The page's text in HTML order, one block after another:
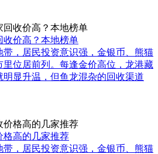
收价高？本地榜单
，居民投资意识强，金银币、熊猫
位居前列。每逢金价高位，龙港藏
显升温，但鱼龙混杂的回收渠道
格高的几家推荐
，居民投资意识强，金银币、熊猫